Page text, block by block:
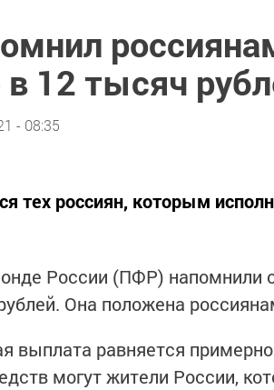
12 тысяч
- 08:35
тех россиян, которым
России (ПФР) напомнили
Она положена
выплата равняется
могут жители России,